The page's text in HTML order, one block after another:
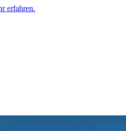
erfahren.